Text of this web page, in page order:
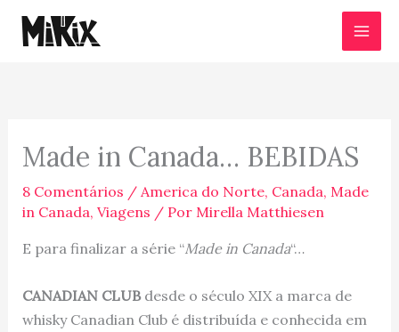
para
Made in Canada… BEBIDAS
8 Comentários / America do Norte, Canada, Made
in Canada, Viagens / Por Mirella Matthiesen
E para finalizar a série “Made in Canada“…
CANADIAN CLUBdesde o século XIX a marca de
whisky Canadian Club é distribuída e conhecida em